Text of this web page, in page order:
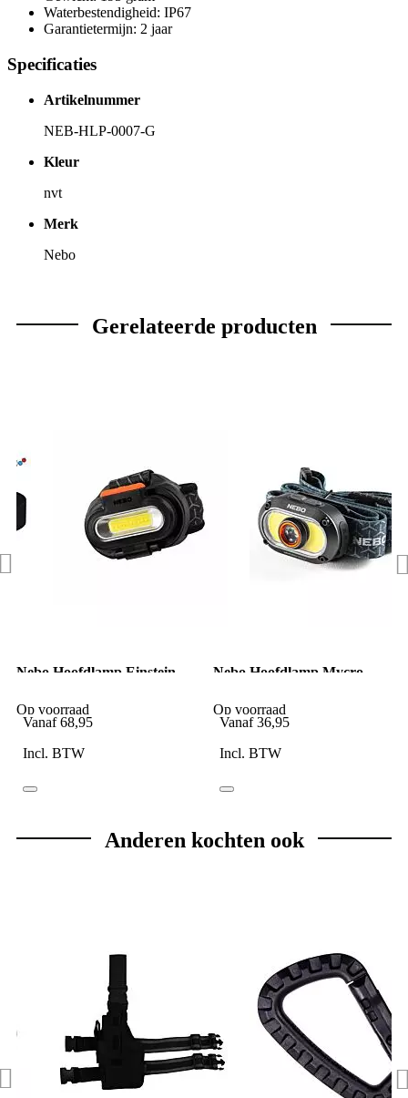
Waterbestendigheid: IP67
Garantietermijn: 2 jaar
Specificaties
Artikelnummer
NEB-HLP-0007-G
Kleur
nvt
Merk
Nebo
Gerelateerde producten
Nebo Hoofdlamp Einstein
lumen
Op voorraad
Vanaf 68,95
Incl. BTW
Nebo Hoofdlamp Mycro
Op voorraad
Vanaf 36,95
Incl. BTW
Anderen kochten ook